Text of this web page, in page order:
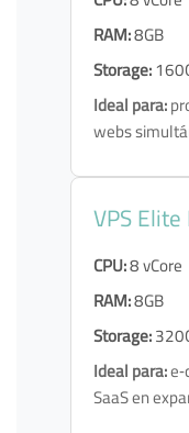
RAM:8GB
Storage:
Ideal para:
webs
VPS
CPU:8 vCore
RAM:8GB
Storage:
Ideal para:
SaaS en